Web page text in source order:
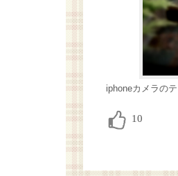
iphoneカメラの